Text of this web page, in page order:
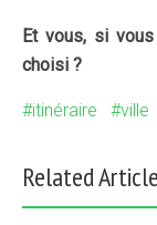
Et vous, si
choisi ?
itinéraire ville
Related